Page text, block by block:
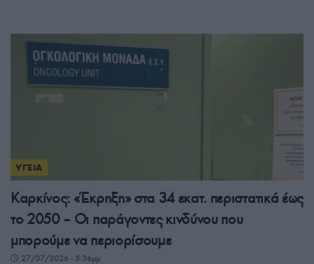
ΥΓΕΙΑ
Καρκίνος: «Έκρηξη» στα 34 εκατ. περιστατικά έως
το 2050 – Οι παράγοντες κινδύνου που
μπορούμε να περιορίσουμε
27/07/2026 - 5:36μμ